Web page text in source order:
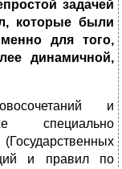
задачей
которые были
для того,
динамичной,
и
специально
и правил по